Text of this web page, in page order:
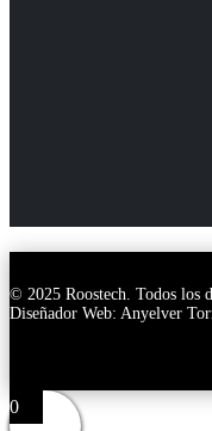
© 2025 Roostech. Todos los
Diseñador Web: Anyelver
0